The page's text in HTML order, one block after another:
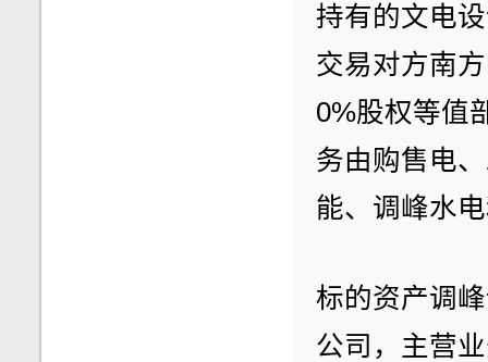
持有的文电
交易对方南
0%股权等值
务由购售电
能、调峰水
标的资产调
公司，主营